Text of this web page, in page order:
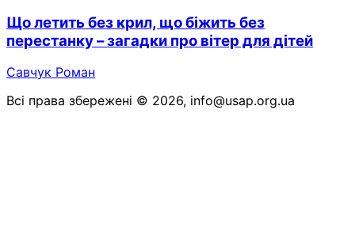
Що летить без крил, що біжить без
перестанку – загадки про вітер для дітей
Савчук Роман
Всі права збережені © 2026, info@usap.org.ua